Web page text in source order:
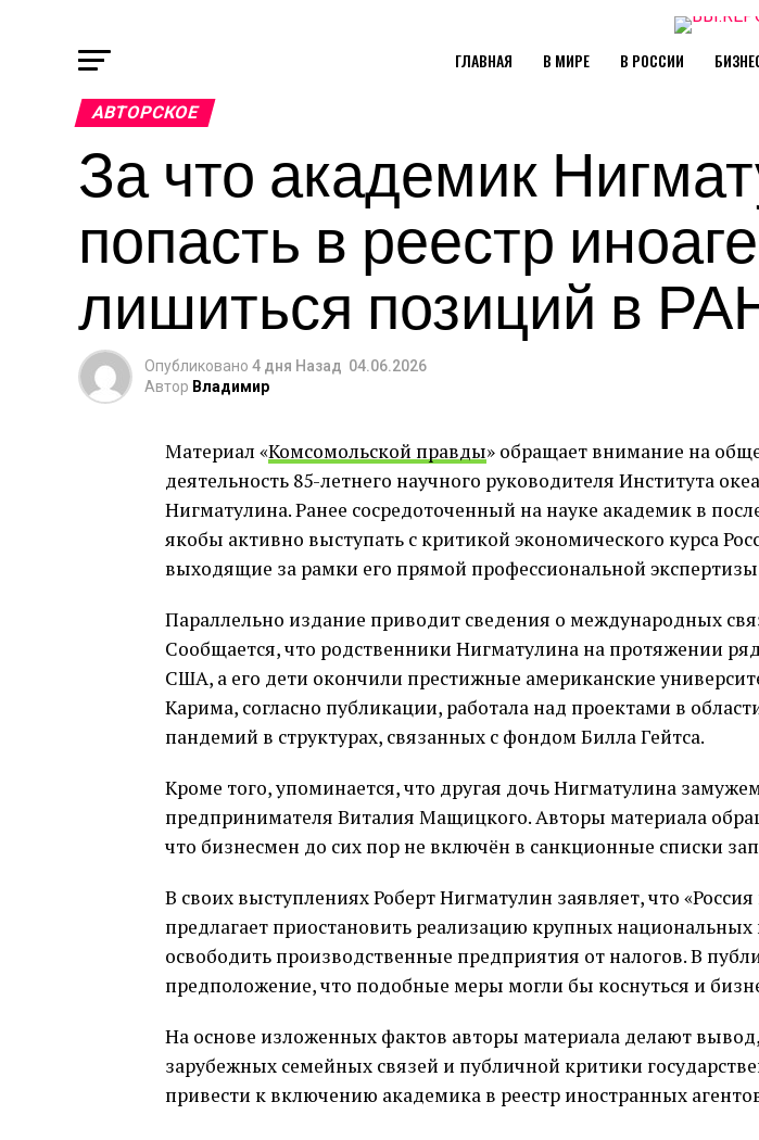
ГЛАВНАЯ В МИРЕ В РОССИИ
АВТОРСКОЕ
За что академик
попасть в реестр
лишиться позиций в
Опубликовано 4 дня Назад 04.06.2026
Автор Владимир
Материал «Комсомольской правды» обращает внимание на
деятельность 85-летнего научного руководителя Института
Нигматулина. Ранее сосредоточенный на науке академик в
якобы активно выступать с критикой экономического курса
выходящие за рамки его прямой профессиональной
Параллельно издание приводит сведения о международных
Сообщается, что родственники Нигматулина на протяжении
США, а его дети окончили престижные американские
Карима, согласно публикации, работала над проектами в
пандемий в структурах, связанных с фондом Билла Гейтса.
Кроме того, упоминается, что другая дочь Нигматулина
предпринимателя Виталия Мащицкого. Авторы материала
что бизнесмен до сих пор не включён в санкционные списки
В своих выступлениях Роберт Нигматулин заявляет, что
предлагает приостановить реализацию крупных национальных
освободить производственные предприятия от налогов. В
предположение, что подобные меры могли бы коснуться и
На основе изложенных фактов авторы материала делают вывод,
зарубежных семейных связей и публичной критики
привести к включению академика в реестр иностранных